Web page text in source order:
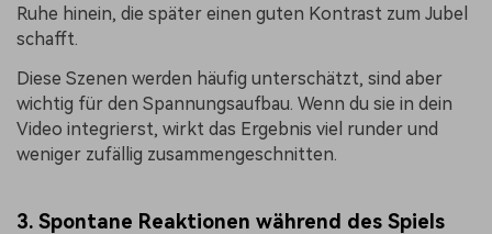
Ruhe hinein, die später einen guten Kontrast zum Jubel
schafft.
Diese Szenen werden häufig unterschätzt, sind aber
wichtig für den Spannungsaufbau. Wenn du sie in dein
Video integrierst, wirkt das Ergebnis viel runder und
weniger zufällig zusammengeschnitten.
3. Spontane Reaktionen während des Spiels